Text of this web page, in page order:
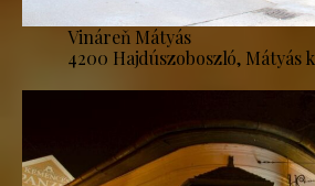
Vináreň Mátyás
4200 Hajdúszoboszló, Mátyás